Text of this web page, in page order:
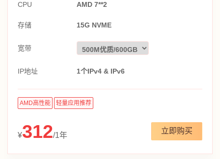
CPU AMD 7**2
存储 15G NVME
宽带
IP地址 1个IPv4 & IPv6
AMD高性能 轻量应用推荐
¥312/1年
立即购买